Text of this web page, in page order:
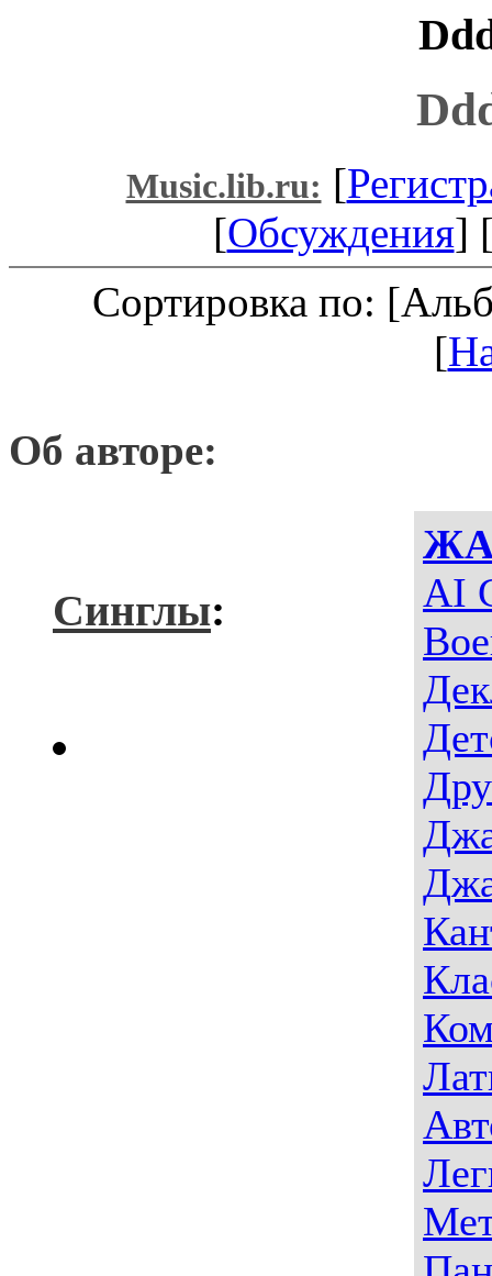
Music.lib.ru: [
[Обсуждения]
Сортировка по:
[
Об авторе:
AI
Синглы: